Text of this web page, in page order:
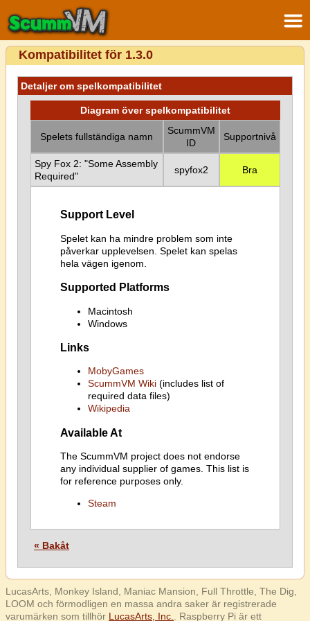
Kompatibilitet för 1.3.0
Detaljer om spelkompatibilitet
Diagram över spelkompatibilitet
Spelets fullständiga namn
ScummVM
ID
Supportnivå
Spy Fox 2: "Some Assembly
Required"
spyfox2 Bra
Support Level
Spelet kan ha mindre problem som inte
påverkar upplevelsen. Spelet kan spelas
hela vägen igenom.
Supported Platforms
Macintosh
Windows
Links
MobyGames
ScummVM Wiki(includes list of
required data files)
Wikipedia
Available At
The ScummVM project does not endorse
any individual supplier of games. This list is
for reference purposes only.
Steam
« Bakåt
LucasArts, Monkey Island, Maniac Mansion, Full Throttle, The Dig,
LOOM och förmodligen en massa andra saker är registrerade
varumärken som tillhör LucasArts, Inc. . Raspberry Pi är ett